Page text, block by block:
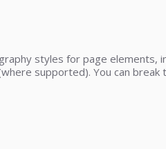
styles for page elements,
supported). You can break